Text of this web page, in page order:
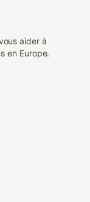
aider à
en Europe.